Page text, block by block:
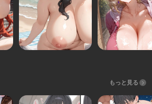
もっと見る